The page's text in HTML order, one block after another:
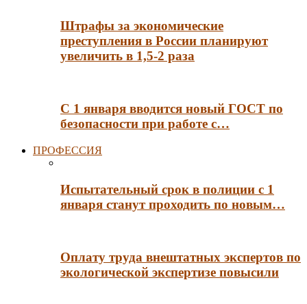
Штрафы за экономические
преступления в России планируют
увеличить в 1,5-2 раза
С 1 января вводится новый ГОСТ по
безопасности при работе с…
ПРОФЕССИЯ
Испытательный срок в полиции с 1
января станут проходить по новым…
Оплату труда внештатных экспертов по
экологической экспертизе повысили